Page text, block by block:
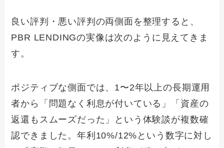
良い評判・悪い評判の両側面を整理すると、
PBR LENDINGの実像は次のように見えてきま
す。
ポジティブな側面では、1〜2年以上の長期運用
者から「問題なく利息が付いている」「資産の
返還もスムーズだった」という体験談が複数確
認できました。年利10%/12%という数字に対し